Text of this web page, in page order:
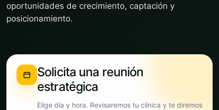
oportunidades de crecimiento, captación y
posicionamiento.
Solicita una reunión
estratégica
Elige día y hora. Revisaremos tu clínica y te diremos